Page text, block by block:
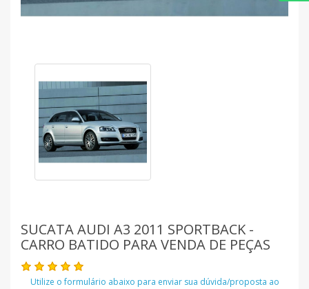
SUCATA AUDI A3 2011 SPORTBACK -
CARRO BATIDO PARA VENDA DE PEÇAS
Utilize o formulário abaixo para enviar sua dúvida/proposta ao